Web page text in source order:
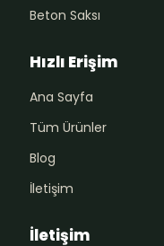
Beton Saksı
Hızlı Erişim
Ana Sayfa
Tüm Ürünler
Blog
İletişim
İletişim